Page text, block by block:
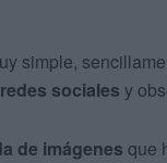
simple,
redes sociales y
de imágenes que